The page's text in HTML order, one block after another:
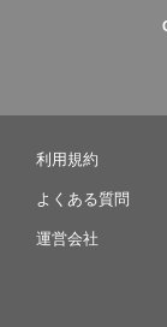
利用規約
よくある質問
運営会社